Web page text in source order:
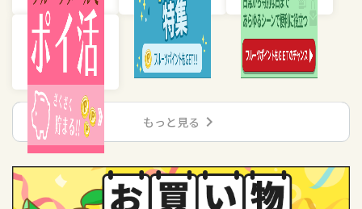
もっと見る chevron_right